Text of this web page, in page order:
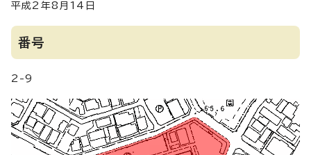
平成2年8月14日
番号
2-9